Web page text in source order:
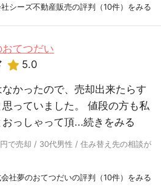
シーズ不動産販売の評判（10件）をみる
てつだい
5.0
かったので、売却出来たらす
っていました。 値段の方も私
っしゃって頂...続きをみる
で売却 / 30代男性 / 住み替え先の相談が
社夢のおてつだいの評判（10件）をみる